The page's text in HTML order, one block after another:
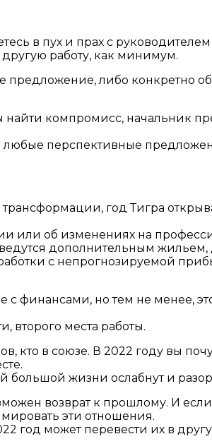
в пух и прах с
работу, как минимум.
предложение, либо конкретно
компромисс, начальник
любые перспективные
год Тигра
или об изменениях на
дополнительным жильем,
с непрогнозируемой
финансами, но тем не менее,
второго места работы.
кто в союзе. В 2022 году вы
жизни ослабнут и
возврат к прошлому. И
эти отношения.
год может перевести их в